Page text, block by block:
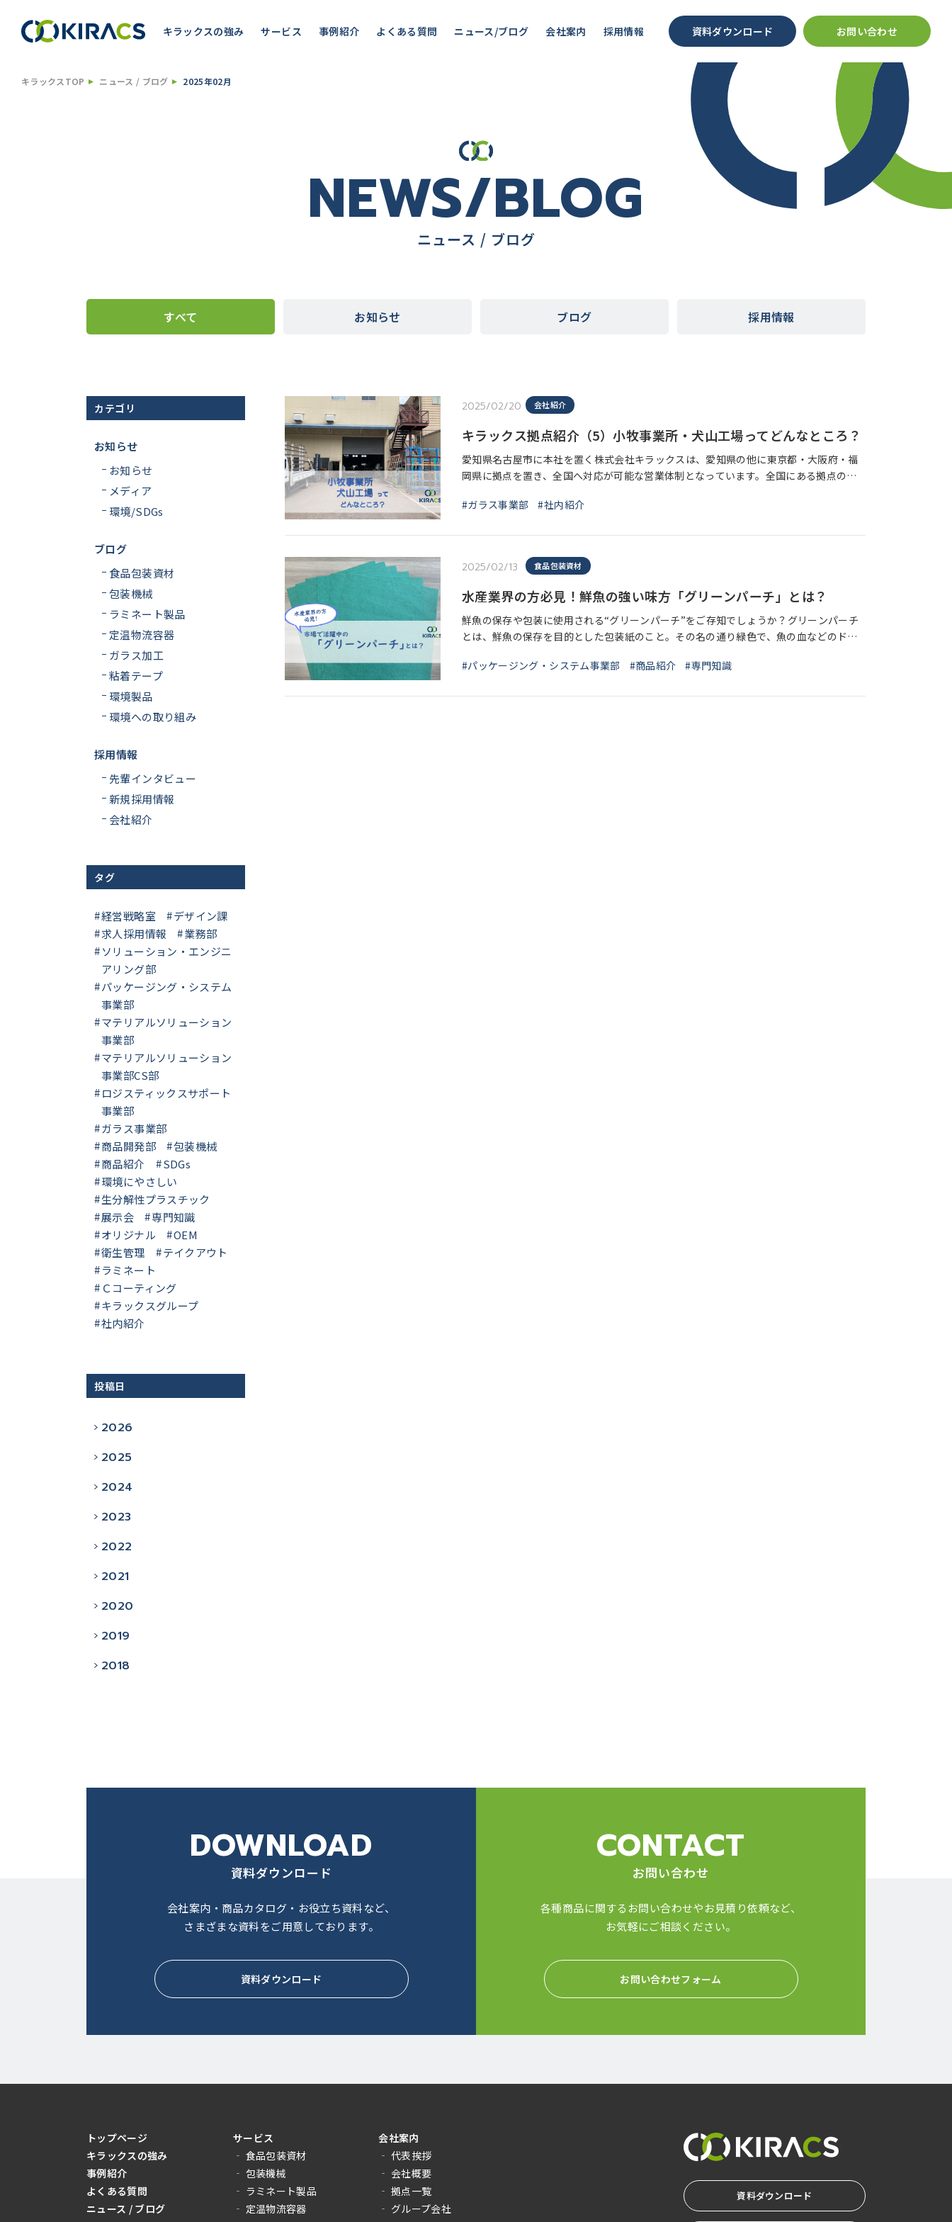
キラックスの強み サービス 事例紹介 よくある質問 ニュース/ブログ 会社案内 採用情報 資料ダウンロード お問い合わせ
キラックスTOP ニュース / ブログ 2025年02月
NEWS/BLOG
ニュース / ブログ
すべて お知らせ ブログ 採用情報
2025/02/20 会社紹介
キラックス拠点紹介（5）小牧事業所・犬山工場ってどんなところ？
愛知県名古屋市に本社を置く株式会社キラックスは、愛知県の他に東京都・大阪府・福
岡県に拠点を置き、全国へ対応が可能な営業体制となっています。全国にある拠点の数
クス
#ガラス事業部 #社内紹介
2025/02/13 食品包装資材
水産業界の方必見！鮮魚の強い味方「グリーンパーチ」とは？
鮮魚の保存や包装に使用される“グリーンパーチ”をご存知でしょうか？グリーンパーチ
とは、鮮魚の保存を目的とした包装紙のこと。その名の通り緑色で、魚の血などのドリ
#パッケージング・システム事業部
#商品紹介 #専門知識
カテゴリ
お知らせ
お知らせ
メディア
環境/SDGs
ブログ
食品包装資材
包装機械
ラミネート製品
定温物流容器
ガラス加工
粘着テープ
環境製品
環境への取り組み
採用情報
先輩インタビュー
新規採用情報
会社紹介
タグ
経営戦略室
デザイン課
求人採用情報
業務部
ソリューション・エンジニ
アリング部
パッケージング・システム
事業部
マテリアルソリューション
事業部
マテリアルソリューション
事業部CS部
ロジスティックスサポート
事業部
ガラス事業部
商品開発部
包装機械
商品紹介
SDGs
環境にやさしい
生分解性プラスチック
展示会
専門知識
オリジナル
OEM
衛生管理
テイクアウト
ラミネート
Ｃコーティング
キラックスグループ
社内紹介
投稿日
2026
2025
2024
2023
2022
2021
2020
2019
2018
DOWNLOAD
資料ダウンロード
会社案内・商品カタログ・お役立ち資料など、
さまざまな資料をご用意しております。
資料ダウンロード
CONTACT
お問い合わせ
各種商品に関するお問い合わせやお見積り依頼など、
お気軽にご相談ください。
お問い合わせフォーム
トップページ
キラックスの強み
事例紹介
よくある質問
ニュース / ブログ
サービス
‐ 食品包装資材
‐ 包装機械
‐ ラミネート製品
‐ 定温物流容器
会社案内
‐ 代表挨拶
‐ 会社概要
‐ 拠点一覧
‐ グループ会社
資料ダウンロード